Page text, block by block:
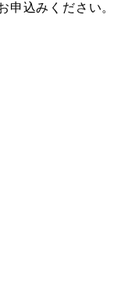
申込みください。